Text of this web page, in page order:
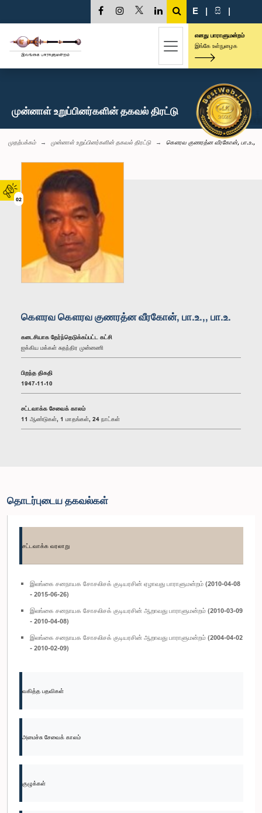
02
E | සි |
எனது பாராளுமன்றம்
இங்கே உள்நுழைக
முன்னாள் உறுப்பினர்களின் தகவல் திரட்டு
முதற்பக்கம் முன்னாள் உறுப்பினர்களின் தகவல் திரட்டு கௌரவ குணரத்ன வீரகோன், பா.உ.,
கௌரவ கௌரவ குணரத்ன வீரகோன், பா.உ.,, பா.உ.
கடைசியாக தேர்ந்தெடுக்கப்பட்ட கட்சி
ஐக்கிய மக்கள் சுதந்திர முன்னணி
பிறந்த திகதி
1947-11-10
சட்டவாக்க சேவைக் காலம்
11 ஆண்டுகள், 1 மாதங்கள், 24 நாட்கள்
தொடர்புடைய தகவல்கள்
சட்டவாக்க வரலாறு
இலங்கை சனநாயக சோசலிசக் குடியரசின் ஏழாவது பாராளுமன்றம் (2010-04-08
- 2015-06-26)
இலங்கை சனநாயக சோசலிசக் குடியரசின் ஆறாவது பாராளுமன்றம் (2010-03-09
- 2010-04-08)
இலங்கை சனநாயக சோசலிசக் குடியரசின் ஆறாவது பாராளுமன்றம் (2004-04-02
- 2010-02-09)
வகித்த பதவிகள்
அமைச்சு சேவைக் காலம்
குழுக்கள்